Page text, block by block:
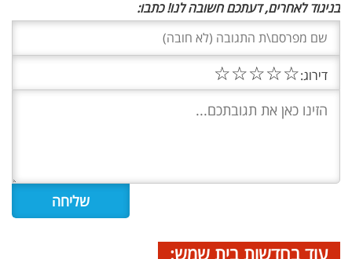
בניגוד לאחרים, דעתכם חשובה לנו! כתבו:
דירוג:☆
☆
☆
☆
☆
עוד בחדשות בית שמש: